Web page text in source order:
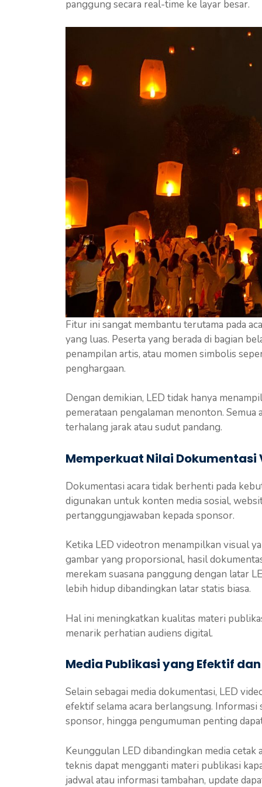
panggung secara real-time ke layar besar.
Fitur ini sangat membantu terutama pada
yang luas. Peserta yang berada di bagian
penampilan artis, atau momen simbolis
penghargaan.
Dengan demikian, LED tidak hanya
pemerataan pengalaman menonton.
terhalang jarak atau sudut pandang.
Memperkuat Nilai Dokumentasi
Dokumentasi acara tidak berhenti pada
digunakan untuk konten media sosial,
pertanggungjawaban kepada sponsor.
Ketika LED videotron menampilkan visual
gambar yang proporsional, hasil
merekam suasana panggung dengan latar
lebih hidup dibandingkan latar statis biasa.
Hal ini meningkatkan kualitas materi
menarik perhatian audiens digital.
Media Publikasi yang Efektif
Selain sebagai media dokumentasi, LED
efektif selama acara berlangsung.
sponsor, hingga pengumuman penting
Keunggulan LED dibandingkan media
teknis dapat mengganti materi publikasi
jadwal atau informasi tambahan, update